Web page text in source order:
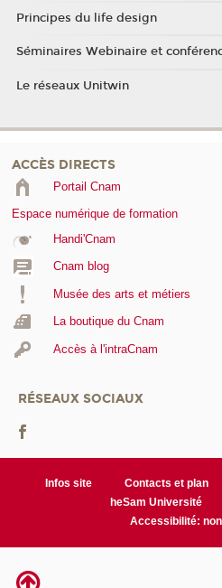
Principes du life design
Séminaires Webinaire et
Le réseaux Unitwin
ACCÈS DIRECTS
Portail Cnam
Espace numérique de formation
Handi'Cnam
Cnam blog
Musée des arts et métiers
La boutique du Cnam
Accès à l'intraCnam
RÉSEAUX SOCIAUX
Infos site Contacts et plan
heSam Université
Accessibilité: